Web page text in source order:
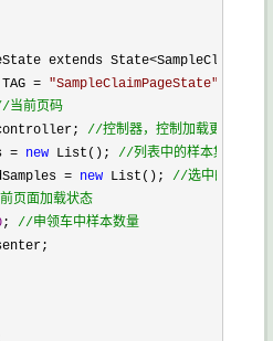
extends
= "SampleClaimPageState"
当前页码
//控制器，控制加载更多的显
=
new List(); //列表中的样本集合
=
new List(); //选中的样本集
页面加载状态
; //申领车中样本数量